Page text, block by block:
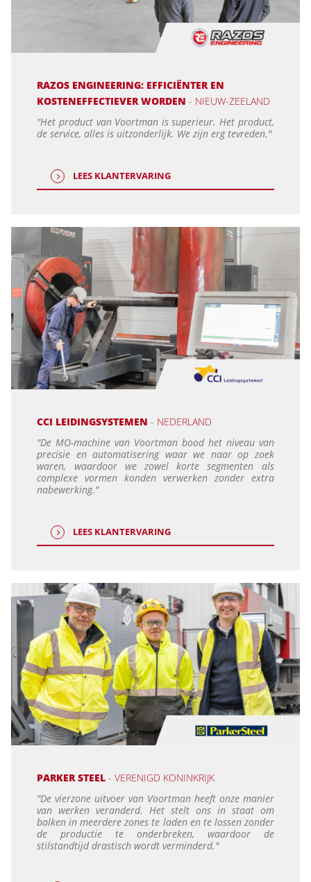
RAZOS ENGINEERING: EFFICIËNTER EN
KOSTENEFFECTIEVER WORDEN- NIEUW-ZEELAND
"Het product van Voortman is superieur. Het product,
de service, alles is uitzonderlijk. We zijn erg tevreden."
LEES KLANTERVARING
CCI LEIDINGSYSTEMEN- NEDERLAND
"De MO-machine van Voortman bood het niveau van
precisie en automatisering waar we naar op zoek
waren, waardoor we zowel korte segmenten als
complexe vormen konden verwerken zonder extra
nabewerking."
LEES KLANTERVARING
PARKER STEEL- VERENIGD KONINKRIJK
"De vierzone uitvoer van Voortman heeft onze manier
van werken veranderd. Het stelt ons in staat om
balken in meerdere zones te laden en te lossen zonder
de productie te onderbreken, waardoor de
stilstandtijd drastisch wordt verminderd."